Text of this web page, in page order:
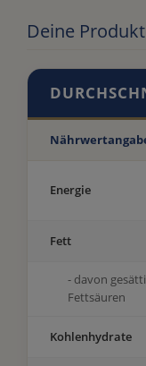
Deine
Energie
Fett
- davon
Fettsäuren
Kohlenhydrate